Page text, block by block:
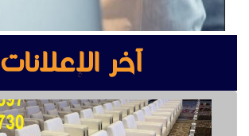
آخر الإعلانات